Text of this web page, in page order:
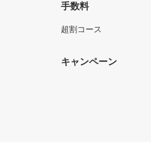
手数料
超割コース
キャンペーン